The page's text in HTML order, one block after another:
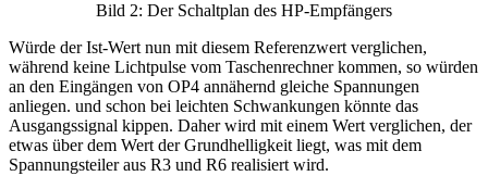
Bild 2: Der Schaltplan des HP-Empfängers
Würde der Ist-Wert nun mit diesem Referenzwert verglichen,
während keine Lichtpulse vom Taschenrechner kommen, so würden
an den Eingängen von OP4 annähernd gleiche Spannungen
anliegen. und schon bei leichten Schwankungen könnte das
Ausgangssignal kippen. Daher wird mit einem Wert verglichen, der
etwas über dem Wert der Grundhelligkeit liegt, was mit dem
Spannungsteiler aus R3 und R6 realisiert wird.